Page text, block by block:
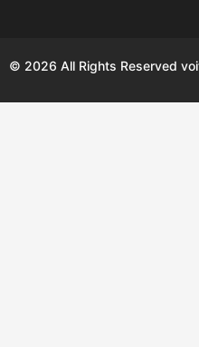
© 2026 All Rights Reserved